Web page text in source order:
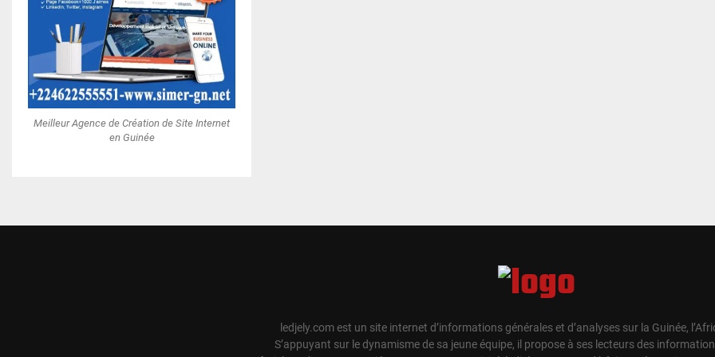
Meilleur Agence de Création de Site Internet
en Guinée
ledjely.com est un site internet d’informations générales et d’analyses sur la Guinée,
S’appuyant sur le dynamisme de sa jeune équipe, il propose à ses lecteurs des